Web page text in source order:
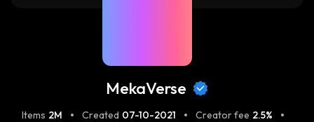
MekaVerse
Items 2M Created 07-10-2021 Creator fee 2.5%